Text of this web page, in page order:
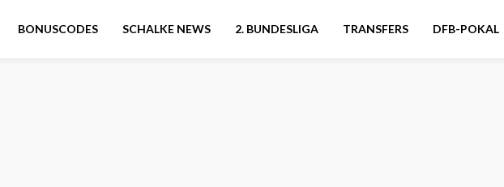
BONUSCODES SCHALKE NEWS 2. BUNDESLIGA TRANSFERS DFB-POKAL